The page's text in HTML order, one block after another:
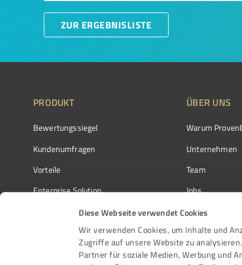
Diese Webseite verwendet Cookies
Wir verwenden Cookies, um Inhalte und
Zugriffe auf unsere Website zu
Partner für soziale Medien, Werbung und
ZUR ERGEBNISLISTE
PRODUKT
Bewertungssiegel
Kundenumfragen
Vorteile
Enterprise Solution
Partnerprogramm
Auszeichnungen
ÜBER UNS
Warum
Unternehmen
Team
Jobs
Kundenstimmen
Kontakt